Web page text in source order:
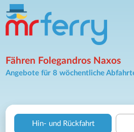
Fähren Folegandros Naxos
Angebote für 8 wöchentliche
Hin- und Rückfahrt